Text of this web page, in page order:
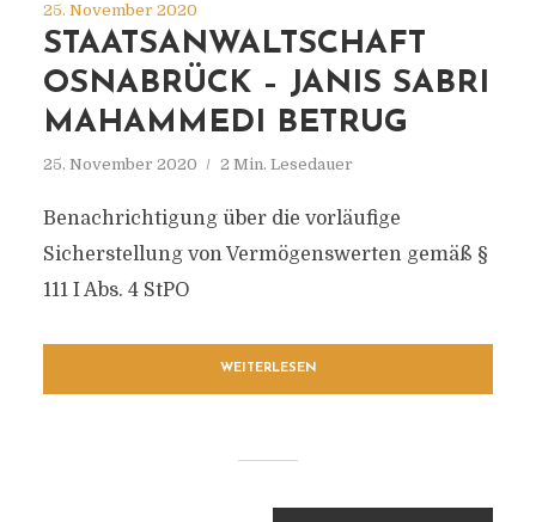
25. November 2020
STAATSANWALTSCHAFT
OSNABRÜCK – JANIS SABRI
MAHAMMEDI BETRUG
25. November 2020 2 Min. Lesedauer
Benachrichtigung über die vorläufige
Sicherstellung von Vermögenswerten gemäß §
111 I Abs. 4 StPO
WEITERLESEN